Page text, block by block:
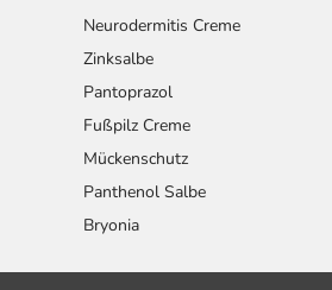
Neurodermitis Creme
Zinksalbe
Pantoprazol
Fußpilz Creme
Mückenschutz
Panthenol Salbe
Bryonia